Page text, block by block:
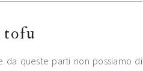
tofu
queste parti non possiamo di